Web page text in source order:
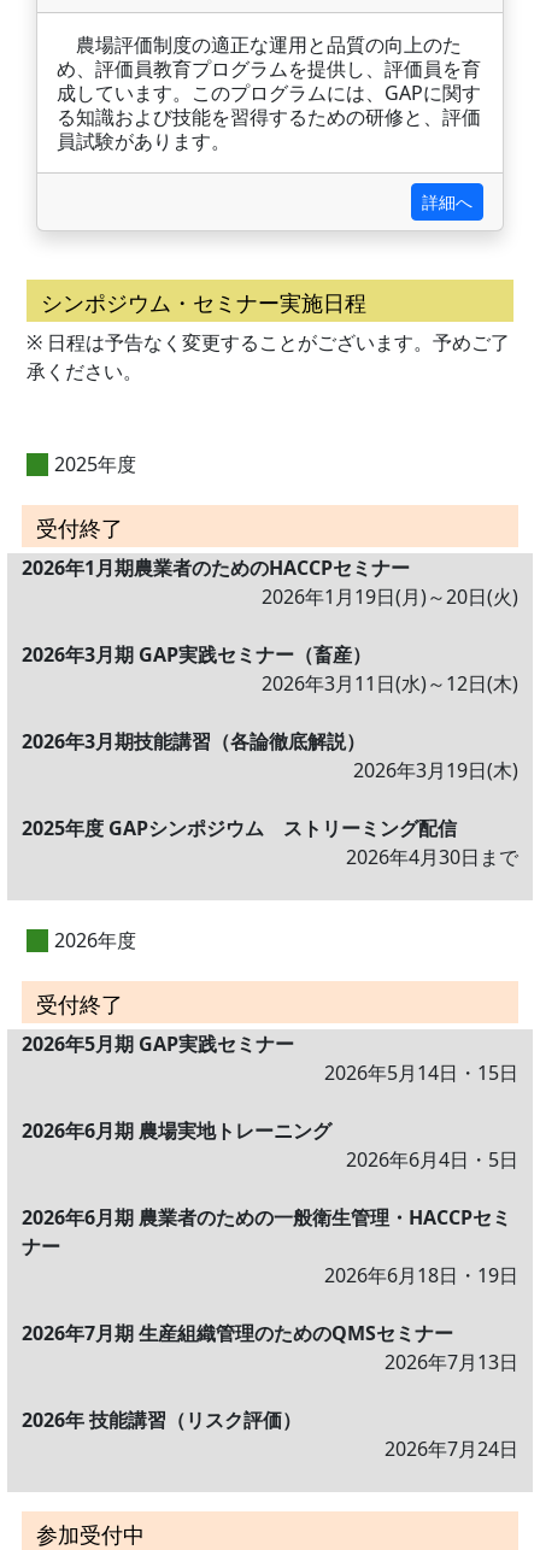
農場評価制度の適正な運用と品質の向上のた
め、評価員教育プログラムを提供し、評価員を育
成しています。このプログラムには、GAPに関す
る知識および技能を習得するための研修と、評価
員試験があります。
詳細へ
シンポジウム・セミナー実施日程
※ 日程は予告なく変更することがございます。予めご了
承ください。
2025年度
受付終了
2026年1月期農業者のためのHACCPセミナー
2026年1月19日(月)～20日(火)
2026年3月期 GAP実践セミナー（畜産）
2026年3月11日(水)～12日(木)
2026年3月期技能講習（各論徹底解説）
2026年3月19日(木)
2025年度 GAPシンポジウム ストリーミング配信
2026年4月30日まで
2026年度
受付終了
2026年5月期 GAP実践セミナー
2026年5月14日・15日
2026年6月期 農場実地トレーニング
2026年6月4日・5日
2026年6月期 農業者のための一般衛生管理・HACCPセミ
ナー
2026年6月18日・19日
2026年7月期 生産組織管理のためのQMSセミナー
2026年7月13日
2026年 技能講習（リスク評価）
2026年7月24日
参加受付中